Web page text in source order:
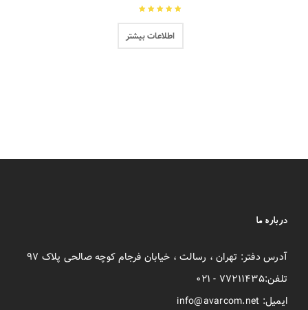
اطلاعات بیشتر
درباره ما
آدرس دفتر: تهران ، رسالت ، خیابان فرجام کوچه صالحی پلاک ۹۷
تلفن:۷۷۲۱۱۴۳۵ - ۰۲۱
ایمیل: info@avarcom.net